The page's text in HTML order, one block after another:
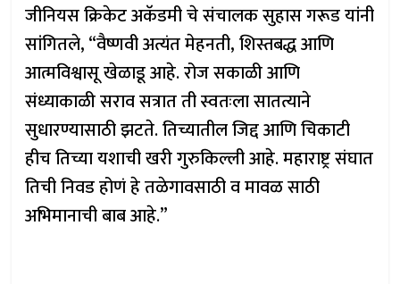
जीनियस क्रिकेट अकॅडमी चे संचालक सुहास गरूड यांनी
सांगितले, “वैष्णवी अत्यंत मेहनती, शिस्तबद्ध आणि
आत्मविश्वासू खेळाडू आहे. रोज सकाळी आणि
संध्याकाळी सराव सत्रात ती स्वतःला सातत्याने
सुधारण्यासाठी झटते. तिच्यातील जिद्द आणि चिकाटी
हीच तिच्या यशाची खरी गुरुकिल्ली आहे. महाराष्ट्र संघात
तिची निवड होणं हे तळेगावसाठी व मावळ साठी
अभिमानाची बाब आहे.”